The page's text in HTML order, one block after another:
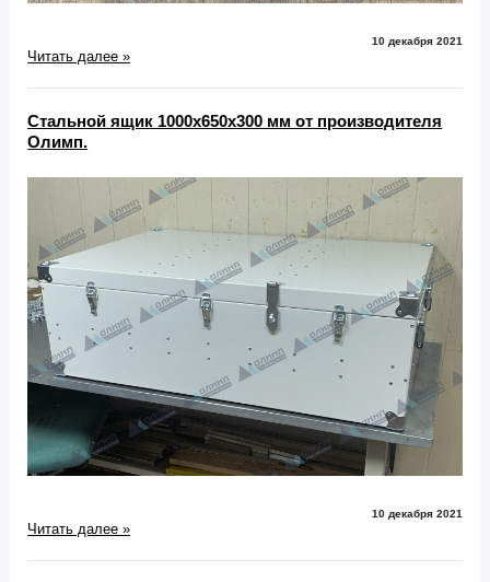
10 декабря 2021
Читать далее »
Стальной ящик 1000х650х300 мм от производителя
Олимп.
10 декабря 2021
Читать далее »